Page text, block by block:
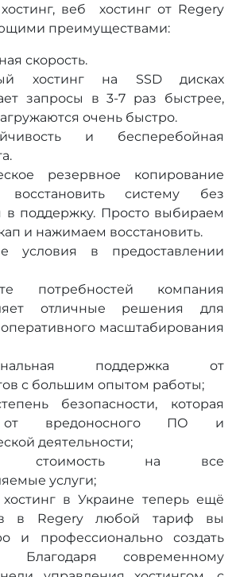
веб хостинг от Regery
преимуществами:
скорость.
хостинг на SSD дисках
запросы в 3-7 раз быстрее,
очень быстро.
и бесперебойная
резервное копирование
восстановить систему без
поддержку. Просто выбираем
и нажимаем восстановить.
условия в предоставлении
потребностей компания
отличные решения для
масштабирования
поддержка от
с большим опытом работы;
безопасности, которая
от вредоносного ПО и
деятельности;
стоимость на все
услуги;
в Украине теперь ещё
в Regery любой тариф вы
и профессионально создать
Благодаря современному